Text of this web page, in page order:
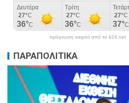
πρόγνωση καιρού από το k24.net
ΠΑΡΑΠΟΛΙΤΙΚΑ